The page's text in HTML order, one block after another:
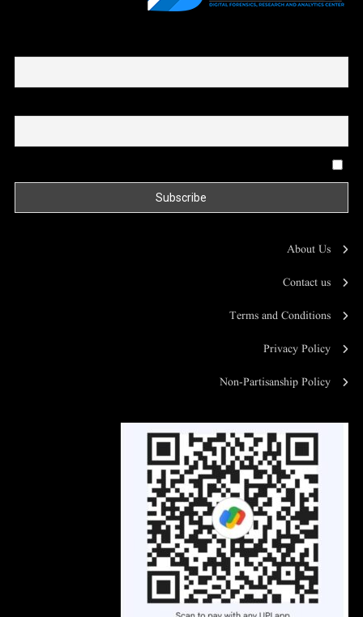
About Us
Contact us
Terms and Conditions
Privacy Policy
Non-Partisanship Policy